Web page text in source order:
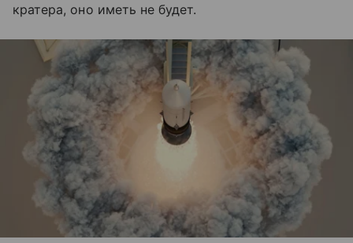
кратера, оно иметь не будет.